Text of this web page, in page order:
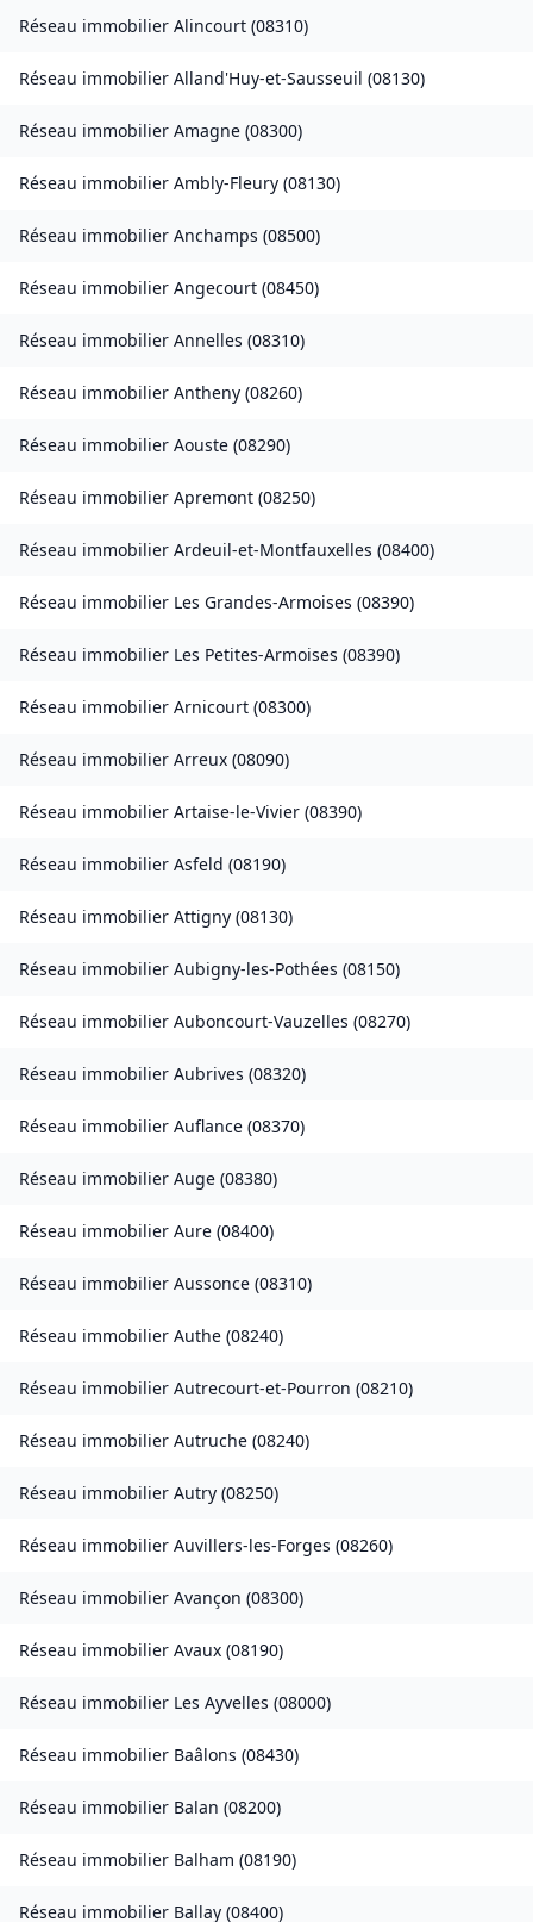
Réseau immobilier Alincourt (08310)
Réseau immobilier Alland'Huy-et-Sausseuil (08130)
Réseau immobilier Amagne (08300)
Réseau immobilier Ambly-Fleury (08130)
Réseau immobilier Anchamps (08500)
Réseau immobilier Angecourt (08450)
Réseau immobilier Annelles (08310)
Réseau immobilier Antheny (08260)
Réseau immobilier Aouste (08290)
Réseau immobilier Apremont (08250)
Réseau immobilier Ardeuil-et-Montfauxelles (08400)
Réseau immobilier Les Grandes-Armoises (08390)
Réseau immobilier Les Petites-Armoises (08390)
Réseau immobilier Arnicourt (08300)
Réseau immobilier Arreux (08090)
Réseau immobilier Artaise-le-Vivier (08390)
Réseau immobilier Asfeld (08190)
Réseau immobilier Attigny (08130)
Réseau immobilier Aubigny-les-Pothées (08150)
Réseau immobilier Auboncourt-Vauzelles (08270)
Réseau immobilier Aubrives (08320)
Réseau immobilier Auflance (08370)
Réseau immobilier Auge (08380)
Réseau immobilier Aure (08400)
Réseau immobilier Aussonce (08310)
Réseau immobilier Authe (08240)
Réseau immobilier Autrecourt-et-Pourron (08210)
Réseau immobilier Autruche (08240)
Réseau immobilier Autry (08250)
Réseau immobilier Auvillers-les-Forges (08260)
Réseau immobilier Avançon (08300)
Réseau immobilier Avaux (08190)
Réseau immobilier Les Ayvelles (08000)
Réseau immobilier Baâlons (08430)
Réseau immobilier Balan (08200)
Réseau immobilier Balham (08190)
Réseau immobilier Ballay (08400)